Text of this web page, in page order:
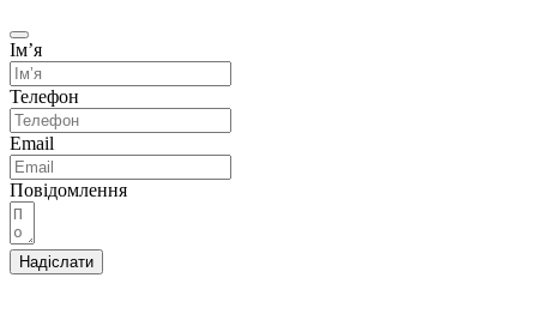
Імʼя
Телефон
Email
Повідомлення
Надіслати